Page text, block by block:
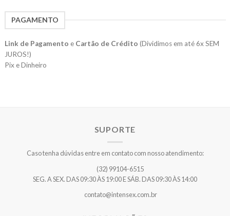
PAGAMENTO
Link de Pagamento e Cartão de Crédito (Dividimos em até 6x SEM
JUROS!)
Pix e Dinheiro
SUPORTE
Caso tenha dúvidas entre em contato com nosso atendimento:
(32) 99104-6515
SEG. A SEX. DAS 09:30 ÀS 19:00 E SÁB. DAS 09:30 ÀS 14:00
contato@intensex.com.br